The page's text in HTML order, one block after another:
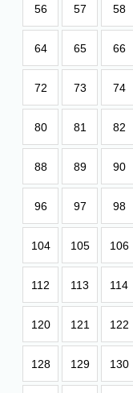
56 57 58
64 65 66
72 73 74
80 81 82
88 89 90
96 97 98
104 105 106
112 113 114
120 121 122
128 129 130